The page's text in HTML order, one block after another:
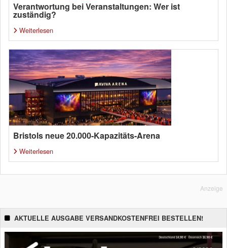
Verantwortung bei Veranstaltungen: Wer ist
zuständig?
Weiterlesen
Bristols neue 20.000-Kapazitäts-Arena
Weiterlesen
Anzeige
AKTUELLE AUSGABE VERSANDKOSTENFREI BESTELLEN!